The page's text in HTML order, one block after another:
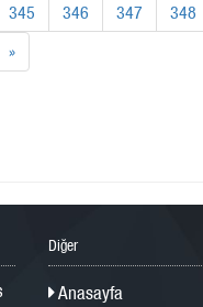
345 346 347 348
»
Diğer
Anasayfa